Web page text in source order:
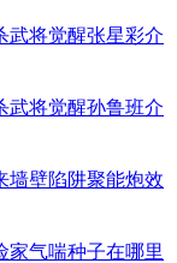
武将觉醒张星彩介
武将觉醒孙鲁班介
墙壁陷阱聚能炮效
家气喘种子在哪里